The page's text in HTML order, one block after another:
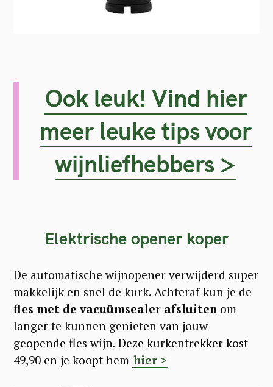
Ook leuk! Vind hier
meer leuke tips voor
wijnliefhebbers >
Elektrische opener koper
De automatische wijnopener verwijderd super
makkelijk en snel de kurk. Achteraf kun je de
fles met de vacuümsealer afsluitenom
langer te kunnen genieten van jouw
geopende fles wijn. Deze kurkentrekker kost
49,90 en je koopt hem hier >